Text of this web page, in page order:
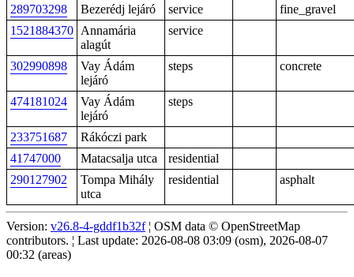
289703298
Bezerédj lejáró service
fine_gravel
1521884370 Annamária
alagút
service
302990898
Vay Ádám
lejáró
steps concrete
474181024
Vay Ádám
lejáró
steps
233751687
Rákóczi park
41747000
Matacsalja utca
residential
290127902
Tompa Mihály
utca
residential asphalt
Version: v26.8-4-gddf1b32f¦ OSM data © OpenStreetMap
contributors. ¦ Last update: 2026-08-08 03:09 (osm), 2026-08-07
00:32 (areas)